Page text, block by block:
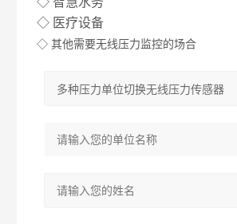
◇ 医疗设备
◇ 其他需要无线压力监控的场合